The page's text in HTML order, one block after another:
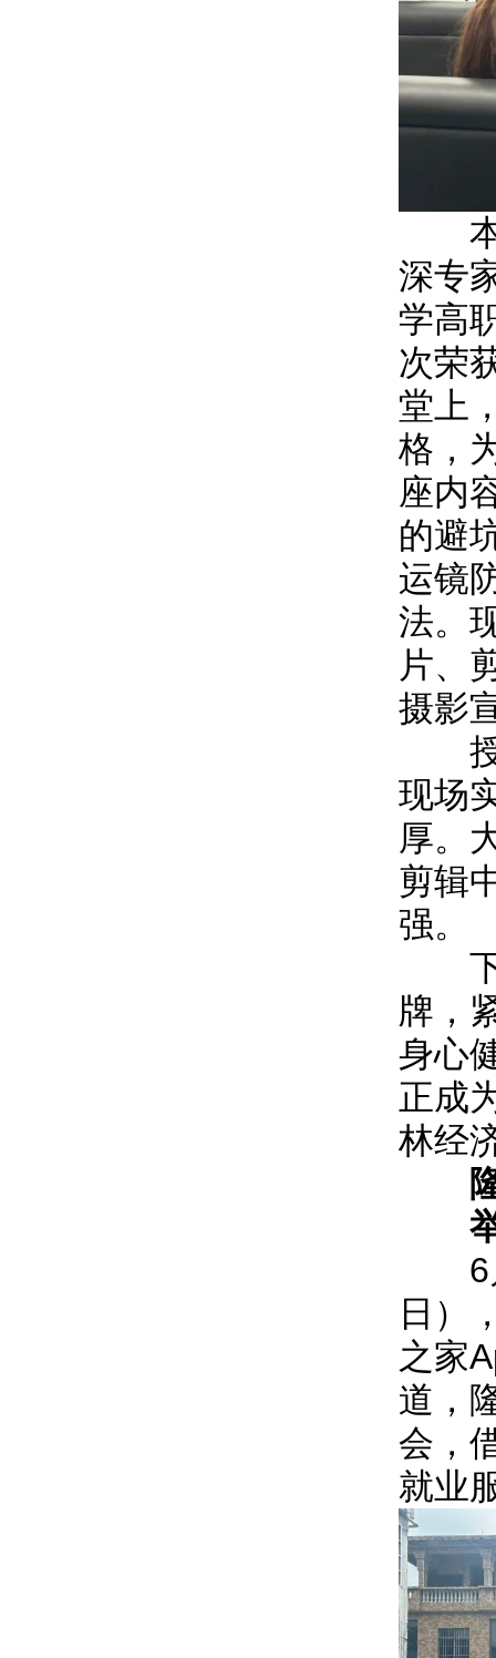
本
深专
学高
次荣
堂上
格，
座内
的避
运镜
法。
片、
摄影
授
现场
厚。
剪辑
强。
下
牌，
身心
正成
林经
6月
日）
之家
道，
会，
就业